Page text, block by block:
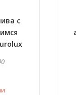
с